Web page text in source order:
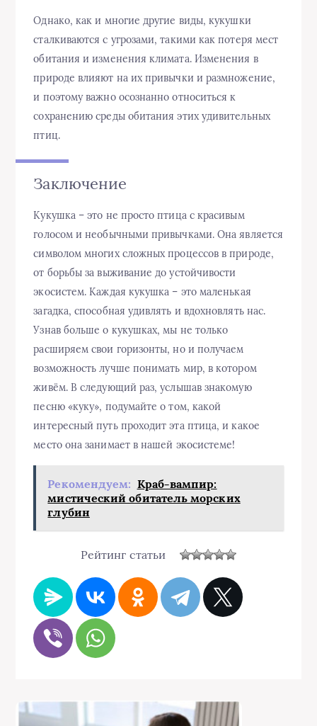
Однако, как и многие другие виды, кукушки
сталкиваются с угрозами, такими как потеря мест
обитания и изменения климата. Изменения в
природе влияют на их привычки и размножение,
и поэтому важно осознанно относиться к
сохранению среды обитания этих удивительных
птиц.
Заключение
Кукушка – это не просто птица с красивым
голосом и необычными привычками. Она является
символом многих сложных процессов в природе,
от борьбы за выживание до устойчивости
экосистем. Каждая кукушка – это маленькая
загадка, способная удивлять и вдохновлять нас.
Узнав больше о кукушках, мы не только
расширяем свои горизонты, но и получаем
возможность лучше понимать мир, в котором
живём. В следующий раз, услышав знакомую
песню «куку», подумайте о том, какой
интересный путь проходит эта птица, и какое
место она занимает в нашей экосистеме!
Рекомендуем: Краб-вампир:
мистический обитатель морских
глубин
Рейтинг статьи